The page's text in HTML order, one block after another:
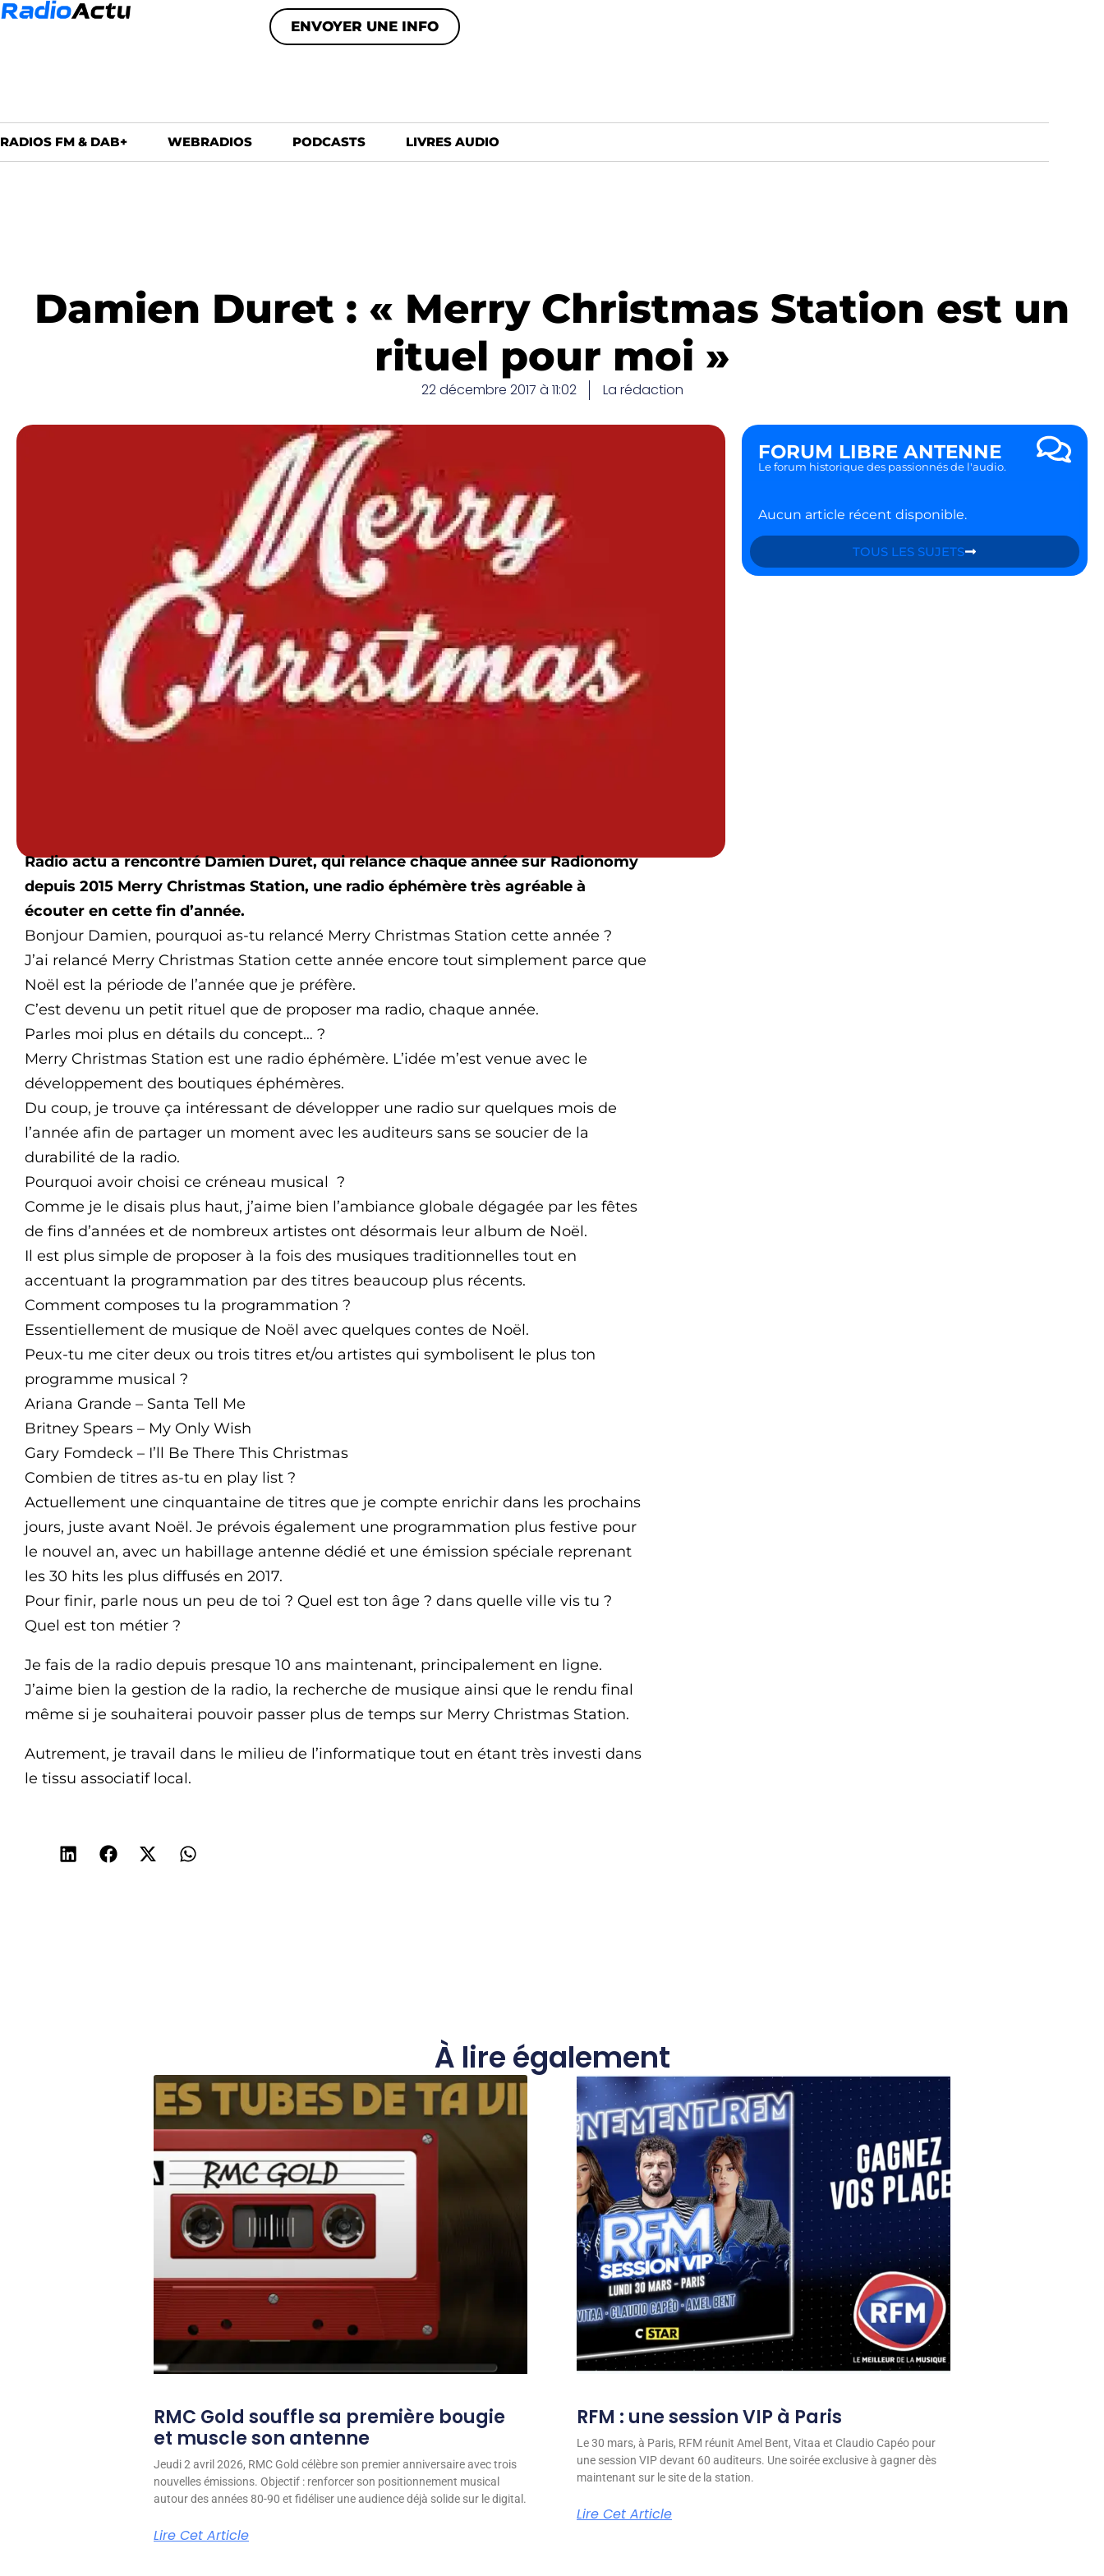
ENVOYER UNE INFO
RADIOS FM & DAB+ WEBRADIOS PODCASTS LIVRES AUDIO
Damien Duret : « Merry Christmas Station est un
rituel pour moi »
22 décembre 2017 à 11:02 La rédaction
Radio actu a rencontré Damien Duret, qui relance chaque année sur Radionomy
depuis 2015 Merry Christmas Station, une radio éphémère très agréable à
écouter en cette fin d’année.
Bonjour Damien, pourquoi as-tu relancé Merry Christmas Station cette année ?
J’ai relancé Merry Christmas Station cette année encore tout simplement parce que
Noël est la période de l’année que je préfère.
C’est devenu un petit rituel que de proposer ma radio, chaque année.
Parles moi plus en détails du concept… ?
Merry Christmas Station est une radio éphémère. L’idée m’est venue avec le
développement des boutiques éphémères.
Du coup, je trouve ça intéressant de développer une radio sur quelques mois de
l’année afin de partager un moment avec les auditeurs sans se soucier de la
durabilité de la radio.
Pourquoi avoir choisi ce créneau musical ?
Comme je le disais plus haut, j’aime bien l’ambiance globale dégagée par les fêtes
de fins d’années et de nombreux artistes ont désormais leur album de Noël.
Il est plus simple de proposer à la fois des musiques traditionnelles tout en
accentuant la programmation par des titres beaucoup plus récents.
Comment composes tu la programmation ?
Essentiellement de musique de Noël avec quelques contes de Noël.
Peux-tu me citer deux ou trois titres et/ou artistes qui symbolisent le plus ton
programme musical ?
Ariana Grande – Santa Tell Me
Britney Spears – My Only Wish
Gary Fomdeck – I’ll Be There This Christmas
Combien de titres as-tu en play list ?
Actuellement une cinquantaine de titres que je compte enrichir dans les prochains
jours, juste avant Noël. Je prévois également une programmation plus festive pour
le nouvel an, avec un habillage antenne dédié et une émission spéciale reprenant
les 30 hits les plus diffusés en 2017.
Pour finir, parle nous un peu de toi ? Quel est ton âge ? dans quelle ville vis tu ?
Quel est ton métier ?
Je fais de la radio depuis presque 10 ans maintenant, principalement en ligne.
J’aime bien la gestion de la radio, la recherche de musique ainsi que le rendu final
même si je souhaiterai pouvoir passer plus de temps sur Merry Christmas Station.
Autrement, je travail dans le milieu de l’informatique tout en étant très investi dans
le tissu associatif local.
FORUM LIBRE ANTENNE
Le forum historique des passionnés de l'audio.
Aucun article récent disponible.
TOUS LES SUJETS
À lire également
RMC Gold souffle sa première bougie
et muscle son antenne
Jeudi 2 avril 2026, RMC Gold célèbre son premier anniversaire avec trois
nouvelles émissions. Objectif : renforcer son positionnement musical
autour des années 80-90 et fidéliser une audience déjà solide sur le digital.
Lire Cet Article
RFM : une session VIP à Paris
Le 30 mars, à Paris, RFM réunit Amel Bent, Vitaa et Claudio Capéo pour
une session VIP devant 60 auditeurs. Une soirée exclusive à gagner dès
maintenant sur le site de la station.
Lire Cet Article